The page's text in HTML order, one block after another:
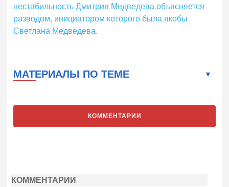
нестабильность Дмитрия Медведева объясняется
разводом, инициатором которого была якобы
Светлана Медведева.
МАТЕРИАЛЫ ПО ТЕМЕ
КОММЕНТАРИИ
КОММЕНТАРИИ